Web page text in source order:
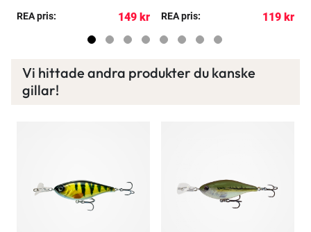
REA pris:
149 kr
REA pris:
119 kr
Vi hittade andra produkter du kanske
gillar!